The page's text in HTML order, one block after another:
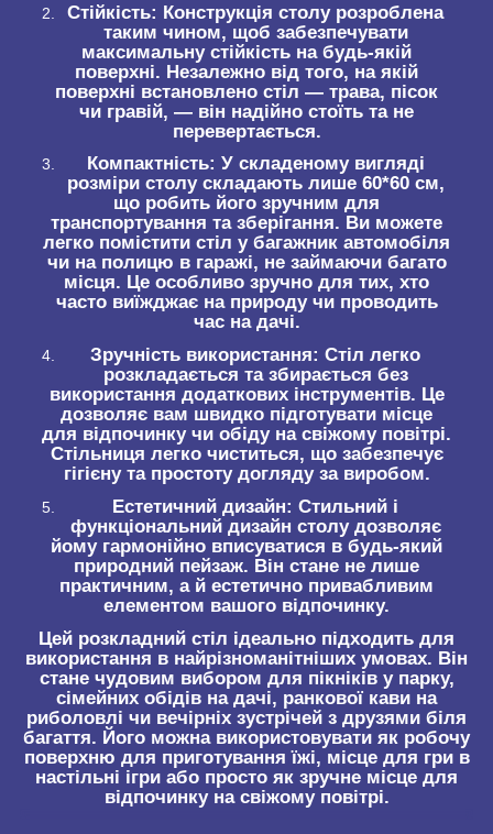
Стійкість: Конструкція столу розроблена
таким чином, щоб забезпечувати
максимальну стійкість на будь-якій
поверхні. Незалежно від того, на якій
поверхні встановлено стіл — трава, пісок
чи гравій, — він надійно стоїть та не
перевертається.
Компактність: У складеному вигляді
розміри столу складають лише 60*60 см,
що робить його зручним для
транспортування та зберігання. Ви можете
легко помістити стіл у багажник автомобіля
чи на полицю в гаражі, не займаючи багато
місця. Це особливо зручно для тих, хто
часто виїжджає на природу чи проводить
час на дачі.
Зручність використання: Стіл легко
розкладається та збирається без
використання додаткових інструментів. Це
дозволяє вам швидко підготувати місце
для відпочинку чи обіду на свіжому повітрі.
Стільниця легко чиститься, що забезпечує
гігієну та простоту догляду за виробом.
Естетичний дизайн: Стильний і
функціональний дизайн столу дозволяє
йому гармонійно вписуватися в будь-який
природний пейзаж. Він стане не лише
практичним, а й естетично привабливим
елементом вашого відпочинку.
Цей розкладний стіл ідеально підходить для
використання в найрізноманітніших умовах. Він
стане чудовим вибором для пікніків у парку,
сімейних обідів на дачі, ранкової кави на
риболовлі чи вечірніх зустрічей з друзями біля
багаття. Його можна використовувати як робочу
поверхню для приготування їжі, місце для гри в
настільні ігри або просто як зручне місце для
відпочинку на свіжому повітрі.